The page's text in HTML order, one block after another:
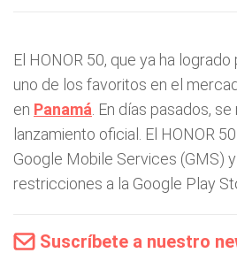
El HONOR 50, que ya ha
uno de los favoritos en el
en Panamá . En días pasados,
lanzamiento oficial. El HONOR
Google Mobile Services (GMS)
restricciones a la Google Play
Suscríbete a nuestro